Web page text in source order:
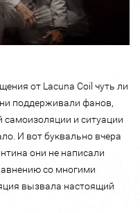
от Lacuna Coil чуть ли
поддерживали фанов,
самоизоляции и ситуации
И вот буквально вчера
они не написали
со многими
вызвала настоящий